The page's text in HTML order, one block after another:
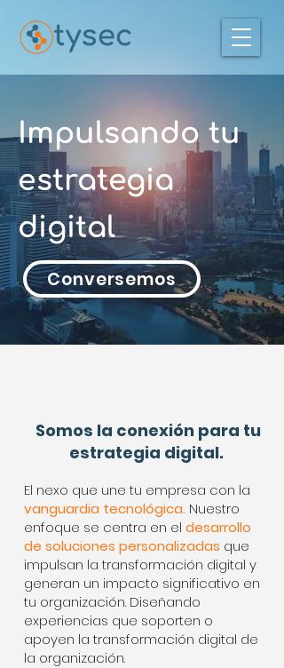
Impulsando tu
estrategia
digital
Conversemos
Somos la conexión para tu
estrategia digital.
El nexo que une tu empresa con la
vanguardia tecnológica. Nuestro
enfoque se centra en el desarrollo
de soluciones personalizadas que
impulsan la transformación digital y
generan un impacto significativo en
tu organización. Diseñando
experiencias que soporten o
apoyen la transformación digital de
la organización.